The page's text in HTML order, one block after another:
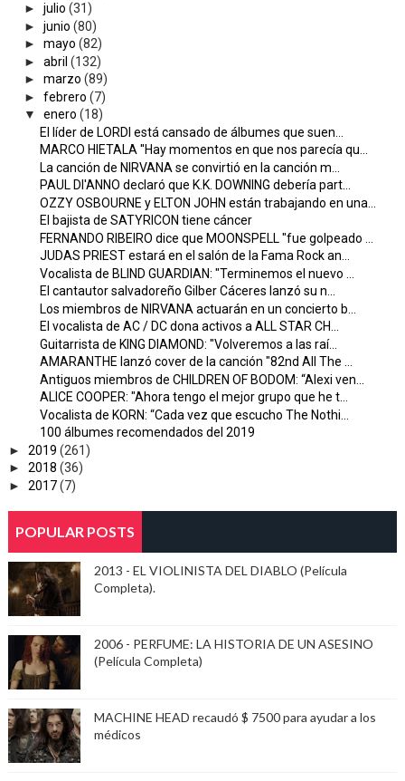
► julio (31)
► junio (80)
► mayo (82)
► abril (132)
► marzo (89)
► febrero (7)
▼
enero (18)
El líder de LORDI está cansado de álbumes que suen...
MARCO HIETALA ''Hay momentos en que nos parecía qu...
La canción de NIRVANA se convirtió en la canción m...
PAUL DI'ANNO declaró que K.K. DOWNING debería part...
OZZY OSBOURNE y ELTON JOHN están trabajando en una...
El bajista de SATYRICON tiene cáncer
FERNANDO RIBEIRO dice que MOONSPELL "fue golpeado ...
JUDAS PRIEST estará en el salón de la Fama Rock an...
Vocalista de BLIND GUARDIAN: "Terminemos el nuevo ...
El cantautor salvadoreño Gilber Cáceres lanzó su n...
Los miembros de NIRVANA actuarán en un concierto b...
El vocalista de AC / DC dona activos a ALL STAR CH...
Guitarrista de KING DIAMOND: "Volveremos a las raí...
AMARANTHE lanzó cover de la canción "82nd All The ...
Antiguos miembros de CHILDREN OF BODOM: “Alexi ven...
ALICE COOPER: "Ahora tengo el mejor grupo que he t...
Vocalista de KORN: “Cada vez que escucho The Nothi...
100 álbumes recomendados del 2019
► 2019 (261)
► 2018 (36)
► 2017(7)
POPULAR POSTS
2013 - EL VIOLINISTA DEL DIABLO (Película
Completa).
2006 - PERFUME: LA HISTORIA DE UN ASESINO
(Película Completa)
MACHINE HEAD recaudó $ 7500 para ayudar a los
médicos